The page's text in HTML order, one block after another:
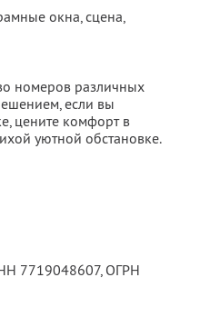
окна, сцена,
номеров различных
если вы
цените комфорт в
уютной обстановке.
7719048607, ОГРН